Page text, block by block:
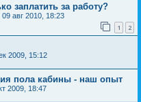
заплатить за работу?
09 авг 2010, 18:23
1 2
2009, 15:12
пола кабины - наш опыт
2009, 18:47